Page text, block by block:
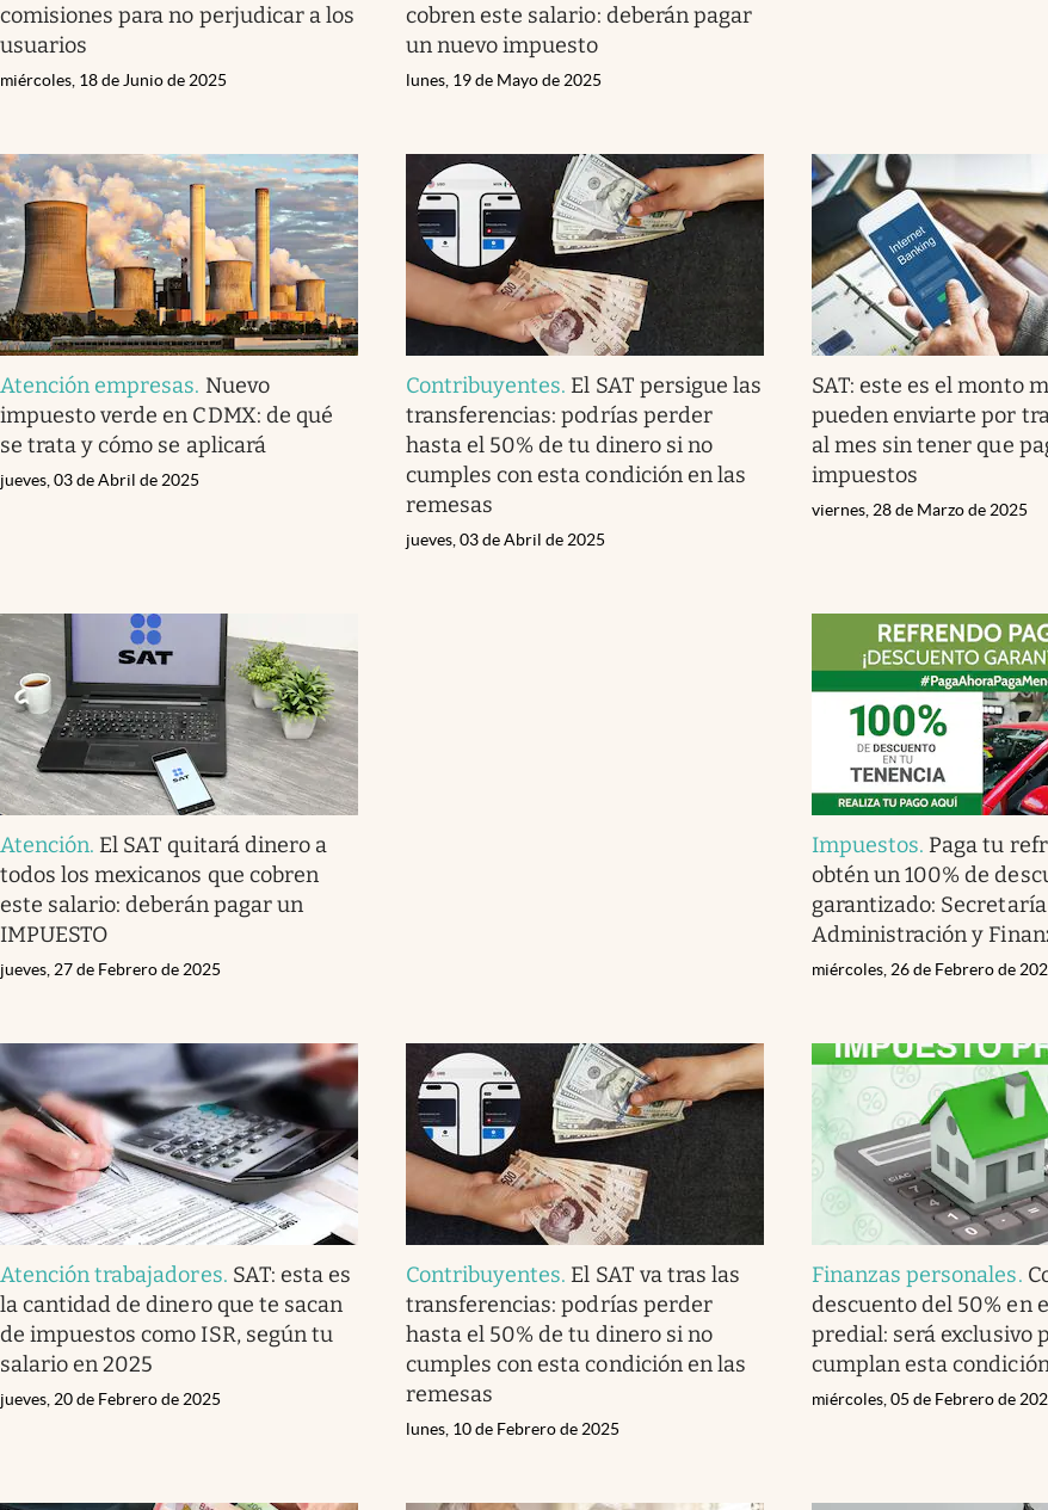
comisiones para no perjudicar a los
usuarios
miércoles, 18 de Junio de 2025
cobren este salario: deberán pagar
un nuevo impuesto
lunes, 19 de Mayo de 2025
Atención empresas. Nuevo
impuesto verde en CDMX: de qué
se trata y cómo se aplicará
jueves, 03 de Abril de 2025
Contribuyentes. El SAT persigue las
transferencias: podrías perder
hasta el 50% de tu dinero si no
cumples con esta condición en las
remesas
jueves, 03 de Abril de 2025
SAT: este es el monto
pueden enviarte por
al mes sin tener que
impuestos
viernes, 28 de Marzo de 2025
Atención. El SAT quitará dinero a
todos los mexicanos que cobren
este salario: deberán pagar un
IMPUESTO
jueves, 27 de Febrero de 2025
Impuestos. Paga tu
obtén un 100% de
garantizado:
Administración y
miércoles, 26 de Febrero de
Atención trabajadores. SAT: esta es
la cantidad de dinero que te sacan
de impuestos como ISR, según tu
salario en 2025
jueves, 20 de Febrero de 2025
Contribuyentes. El SAT va tras las
transferencias: podrías perder
hasta el 50% de tu dinero si no
cumples con esta condición en las
remesas
lunes, 10 de Febrero de 2025
Finanzas personales.
descuento del 50% en
predial: será exclusivo
cumplan esta
miércoles, 05 de Febrero de